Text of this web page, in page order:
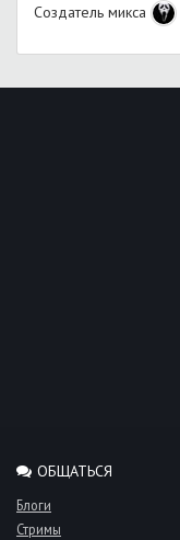
Создатель микса
ОБЩАТЬСЯ
Блоги
Стримы